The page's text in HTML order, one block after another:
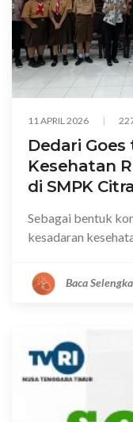
11 APRIL 2026
Dedari Goes
Kesehatan
di SMPK
Sebagai bentuk
kesadaran
Baca